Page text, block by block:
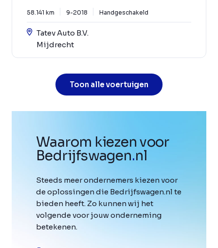
58.141 km 9-2018 Handgeschakeld
Tatev Auto B.V.
Mijdrecht
Toon alle voertuigen
Waarom kiezen voor
Bedrijfswagen.nl
Steeds meer ondernemers kiezen voor
de oplossingen die Bedrijfswagen.nl te
bieden heeft. Zo kunnen wij het
volgende voor jouw onderneming
betekenen.